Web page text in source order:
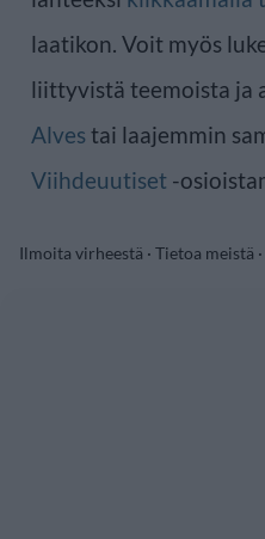
laatikon. Voit myös
liittyvistä teemoista ja
Alves tai laajemmin
Viihdeuutiset -
Ilmoita virheestä · Tietoa meistä ·